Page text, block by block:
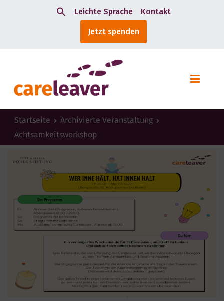
Leichte Sprache Kontakt
Jetzt spenden
Startseite
Archivierte Veranstaltung
Achtsamkeitsworkshop